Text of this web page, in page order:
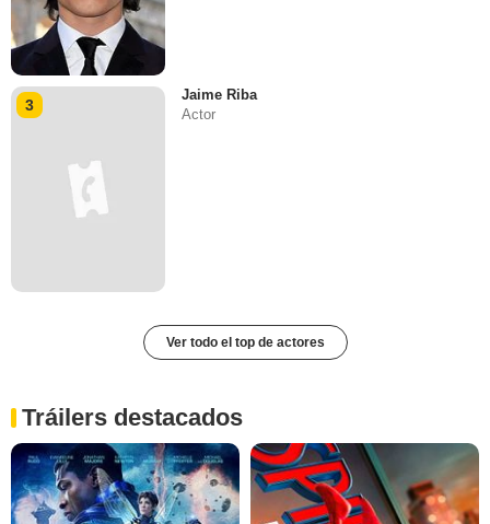
3
Jaime Riba
Actor
Ver todo el top de actores
Tráilers destacados